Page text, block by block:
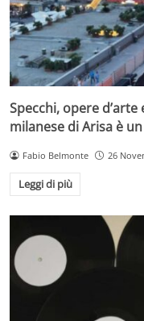
Specchi, opere
milanese di Arisa è
Fabio Belmonte 26
Leggi di più